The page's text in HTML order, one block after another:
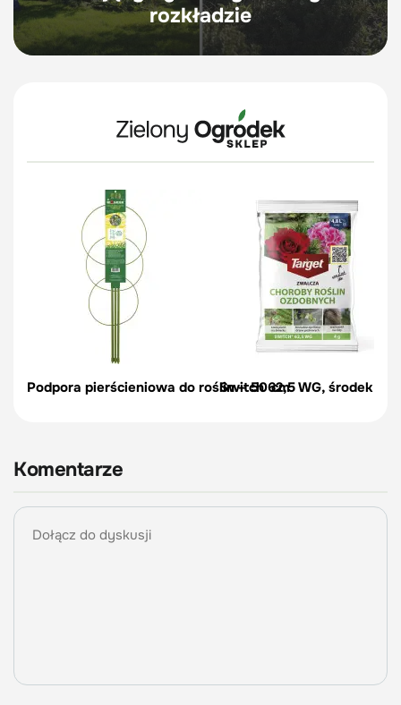
rozkładzie
Podpora pierścieniowa do roślin – 50 cmSwitch 62,5 WG, środek
Komentarze